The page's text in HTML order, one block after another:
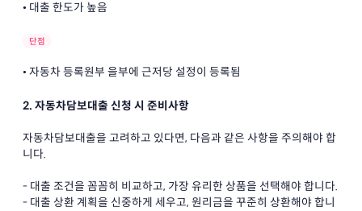
• 대출 한도가 높음
단점
• 자동차 등록원부 을부에 근저당 설정이 등록됨
2. 자동차담보대출 신청 시 준비사항
자동차담보대출을 고려하고 있다면, 다음과 같은 사항을 주의해야 합
니다.
- 대출 조건을 꼼꼼히 비교하고, 가장 유리한 상품을 선택해야 합니다.
- 대출 상환 계획을 신중하게 세우고, 원리금을 꾸준히 상환해야 합니